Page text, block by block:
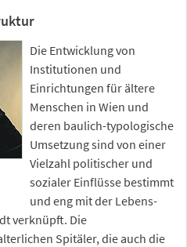
Die Entwicklung von
Institutionen und
Einrichtungen für ältere
Menschen in Wien und
deren baulich-typologische
Umsetzung sind von einer
Vielzahl politischer und
sozialer Einflüsse bestimmt
und eng mit der Lebens-
verknüpft. Die
Spitäler, die auch die